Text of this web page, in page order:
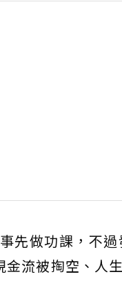
先做功課，不
金流被掏空、人